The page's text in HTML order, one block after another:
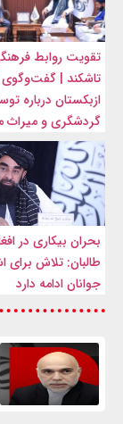
تقویت روابط
تاشکند | گفت‌وگوی
ازبکستان درباره
گردشگری و
بحران بیکاری در
طالبان: تلاش برای
جوانان ادامه دارد